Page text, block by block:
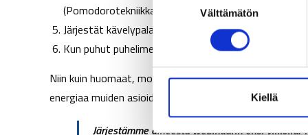
u
o
s
m
k
Välttämätön
Kiellä
(Pomodorotekniikka)
Järjestät kävelypalavereja säännöllisesti
Kun puhut puhelimessa, kävelet ja liikut
Niin kuin huomaat, moni asia töissäkin on tapoja ja
energiaa muiden asioidenkin käsittelyyn ja työn muista
Järjestämme aiheesta webinaarin ensi